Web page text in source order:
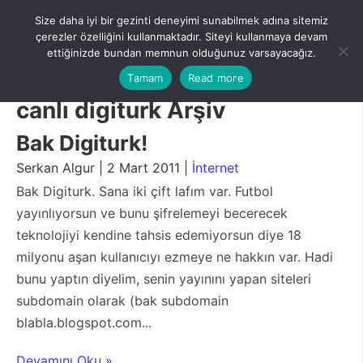
content
Menu
canlı digiturk Arşiv
Bak Digiturk!
Serkan Algur | 2 Mart 2011 | İnternet
Bak Digiturk. Sana iki çift lafım var. Futbol
yayınlıyorsun ve bunu şifrelemeyi becerecek
teknolojiyi kendine tahsis edemiyorsun diye 18
milyonu aşan kullanıcıyı ezmeye ne hakkın var. Hadi
bunu yaptın diyelim, senin yayınını yapan siteleri
subdomain olarak (bak subdomain
blabla.blogspot.com...
Size daha iyi bir gezinti deneyimi sunabilmek adına sitemiz
çerezler özelliğini kullanmaktadır. Siteyi kullanmaya devam
ettiğinizde bundan memnun olduğunuz varsayacağız.
Tamam
Read more